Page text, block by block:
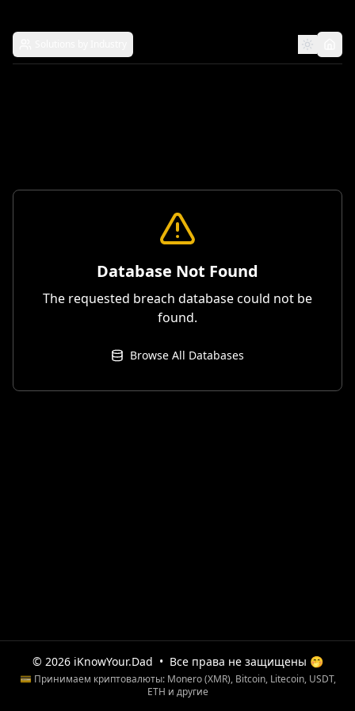
Database Not Found
The requested breach database could not be
found.
Browse All Databases
© 2026 iKnowYour.Dad • Все права не защищены 🤭
💳 Принимаем криптовалюты: Monero (XMR), Bitcoin, Litecoin, USDT,
ETH и другие